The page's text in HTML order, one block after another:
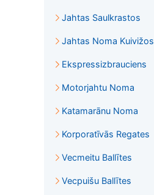
Jahtas Saulkrastos
Jahtas Noma Kuivižos
Ekspressizbrauciens
Motorjahtu Noma
Katamarānu Noma
Korporatīvās Regates
Vecmeitu Ballītes
Vecpuišu Ballītes